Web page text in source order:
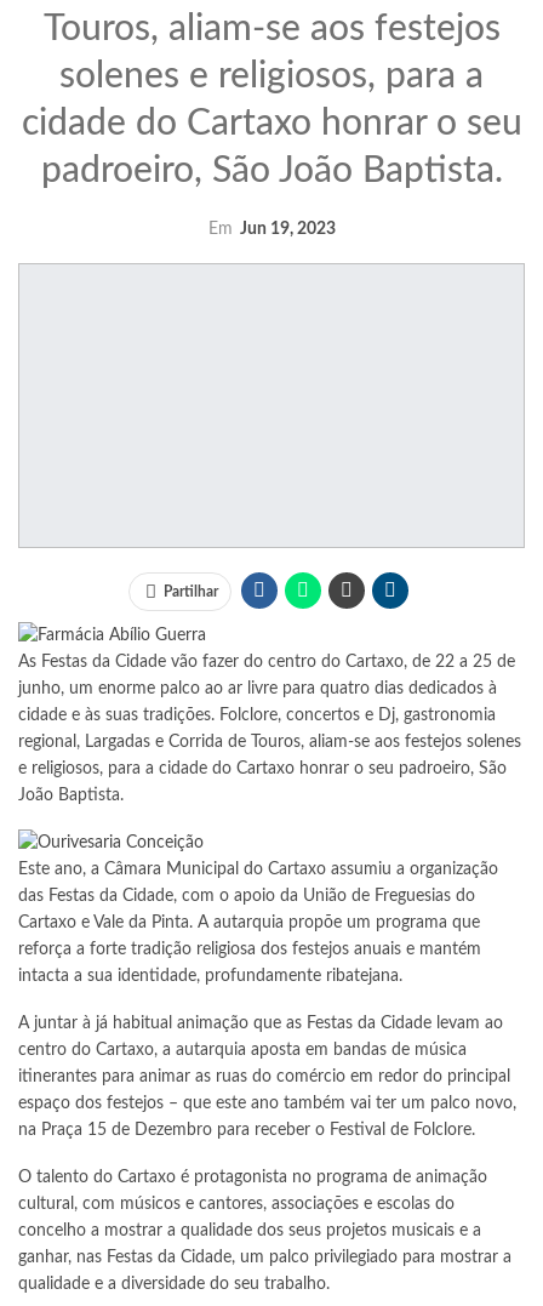
Touros, aliam-se aos festejos
solenes e religiosos, para a
cidade do Cartaxo honrar o seu
padroeiro, São João Baptista.
Em Jun 19, 2023
Partilhar
As Festas da Cidade vão fazer do centro do Cartaxo, de 22 a 25 de
junho, um enorme palco ao ar livre para quatro dias dedicados à
cidade e às suas tradições. Folclore, concertos e Dj, gastronomia
regional, Largadas e Corrida de Touros, aliam-se aos festejos solenes
e religiosos, para a cidade do Cartaxo honrar o seu padroeiro, São
João Baptista.
Este ano, a Câmara Municipal do Cartaxo assumiu a organização
das Festas da Cidade, com o apoio da União de Freguesias do
Cartaxo e Vale da Pinta. A autarquia propõe um programa que
reforça a forte tradição religiosa dos festejos anuais e mantém
intacta a sua identidade, profundamente ribatejana.
A juntar à já habitual animação que as Festas da Cidade levam ao
centro do Cartaxo, a autarquia aposta em bandas de música
itinerantes para animar as ruas do comércio em redor do principal
espaço dos festejos – que este ano também vai ter um palco novo,
na Praça 15 de Dezembro para receber o Festival de Folclore.
O talento do Cartaxo é protagonista no programa de animação
cultural, com músicos e cantores, associações e escolas do
concelho a mostrar a qualidade dos seus projetos musicais e a
ganhar, nas Festas da Cidade, um palco privilegiado para mostrar a
qualidade e a diversidade do seu trabalho.